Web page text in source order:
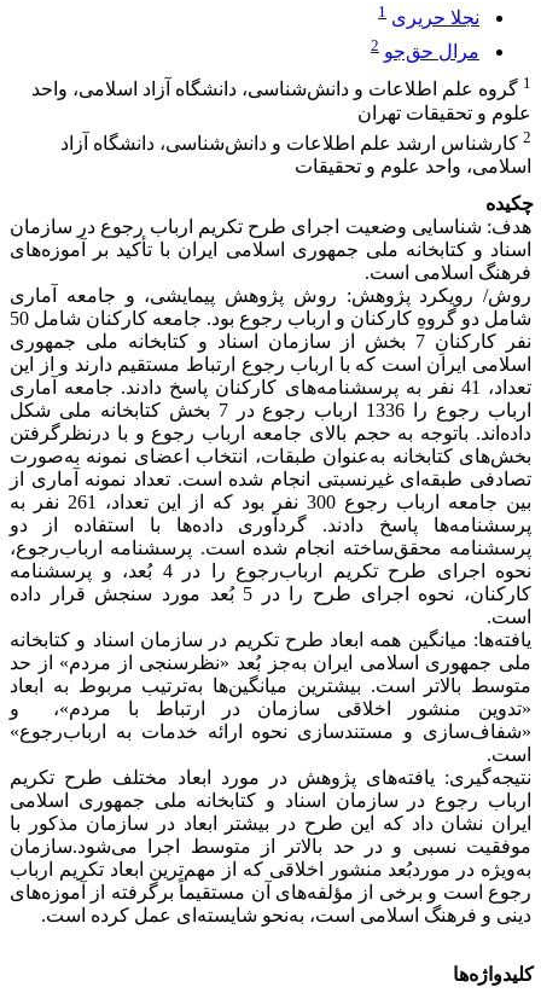
نجلا حریری 1
مرال حق‌جو 2
1 گروه علم اطلاعات و دانش‌شناسی، دانشگاه آزاد اسلامی، واحد
علوم و تحقیقات تهران
2 کارشناس ارشد علم اطلاعات و دانش‌شناسی، دانشگاه آزاد
اسلامی، واحد علوم و تحقیقات
چکیده
هدف: شناسایی وضعیت اجرای طرح تکریم ارباب رجوع در سازمان
اسناد و کتابخانه ملی جمهوری اسلامی ایران با تأکید بر آموزه‌‌های
فرهنگ اسلامی است.
روش/ رویکرد پژوهش: روش پژوهش پیمایشی، و جامعه آماری
شامل دو گروهِ کارکنان و ارباب رجوع بود. جامعه کارکنان شامل 50
نفر کارکنانِ 7 بخش از سازمان اسناد و کتابخانه ملی جمهوری
اسلامی ایران است که با ارباب رجوع ارتباط مستقیم دارند و از این
تعداد، 41 نفر به پرسشنامه‌‌های کارکنان پاسخ دادند. جامعه آماری
ارباب رجوع را 1336 ارباب رجوع در 7 بخش کتابخانه ملی شکل
داده‌اند. باتوجه به حجم بالای جامعه ارباب رجوع و با درنظرگرفتن
بخش‌‌های کتابخانه به‌‌عنوان طبقات، انتخاب اعضای نمونه به‌‌صورت
تصادفی طبقه‌ای غیرنسبتی انجام شده است. تعداد نمونه آماری از
بین جامعه ارباب رجوع 300 نفر بود که از این تعداد، 261 نفر به
پرسشنامه‌‌ها پاسخ دادند. گردآوری داده‌ها با استفاده از دو
پرسشنامه محقق‌ساخته انجام شده است. پرسشنامه ارباب‌رجوع،
نحوه اجرای طرح تکریم ارباب‌رجوع را در 4 بُعد، و پرسشنامه
کارکنان، نحوه اجرای طرح را در 5 بُعد مورد سنجش قرار داده
است.
یافته‌ها: میانگین همه ابعاد طرح تکریم در سازمان اسناد و کتابخانه
ملی جمهوری اسلامی ایران به‌‌جز بُعد «نظرسنجی از مردم» از حد
متوسط بالاتر است. بیشترین میانگین‌‌ها به‌‌ترتیب مربوط به ابعاد
«تدوین منشور اخلاقی سازمان در ارتباط با مردم»، و
«شفاف‌‌سازی و مستندسازی نحوه ارائه خدمات به ارباب‌رجوع»
است.
نتیجه‌گیری: یافته‌‌های پژوهش در مورد ابعاد مختلف طرح تکریم
ارباب رجوع در سازمان اسناد و کتابخانه ملی جمهوری اسلامی
ایران نشان داد که این طرح در بیشتر ابعاد در سازمان مذکور با
موفقیت نسبی و در حد بالاتر از متوسط اجرا می‌شود.سازمان
به‌‌ویژه در موردبُعد منشور اخلاقی که از مهم‌‌ترین ابعاد تکریم ارباب
رجوع است و برخی از مؤلفه‌‌های آن مستقیماً برگرفته از آموزه‌های
دینی و فرهنگ اسلامی است، به‌نحو شایسته‌ای عمل کرده است.
کلیدواژه‌ها